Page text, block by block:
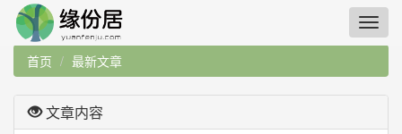
首页 最新文章
文章内容